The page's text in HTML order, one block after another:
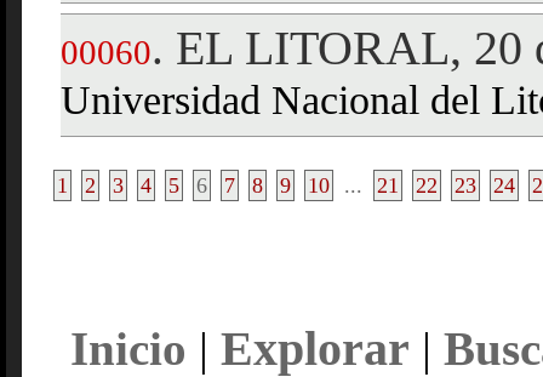
00060. EL LITORAL, 20
Universidad Nacional del
1 2 3 4 5 6 7 8 9 10 ... 21 22 23 24
Inicio | Explorar |